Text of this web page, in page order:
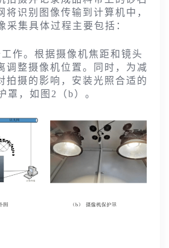
将识别图像传输到计算机中，
采集具体过程主要包括：
工作。根据摄像机焦距和镜头
调整摄像机位置。同时，为减
拍摄的影响，安装光照合适的
罩，如图2（b）。